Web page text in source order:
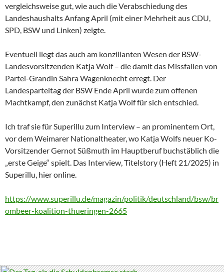
vergleichsweise gut, wie auch die Verabschiedung des
Landeshaushalts Anfang April (mit einer Mehrheit aus CDU,
SPD, BSW und Linken) zeigte.
Eventuell liegt das auch am konzilianten Wesen der BSW-
Landesvorsitzenden Katja Wolf – die damit das Missfallen von
Partei-Grandin Sahra Wagenknecht erregt. Der
Landesparteitag der BSW Ende April wurde zum offenen
Machtkampf, den zunächst Katja Wolf für sich entschied.
Ich traf sie für Superillu zum Interview – an prominentem Ort,
vor dem Weimarer Nationaltheater, wo Katja Wolfs neuer Ko-
Vorsitzender Gernot Süßmuth im Hauptberuf buchstäblich die
„erste Geige“ spielt. Das Interview, Titelstory (Heft 21/2025) in
Superillu, hier online.
https://www.superillu.de/magazin/politik/deutschland/bsw/br
ombeer-koalition-thueringen-2665